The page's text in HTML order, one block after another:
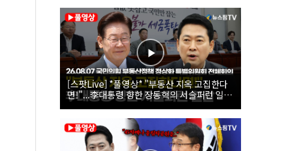
[스팟Live] *풀영상* "부동산 지옥 고집한다
면!"...李대통령 향한 장동혁의 서슬퍼런 일갈
| 26.08.07 국민의힘 부동산정책 정상화 특별
위원회 전체회의